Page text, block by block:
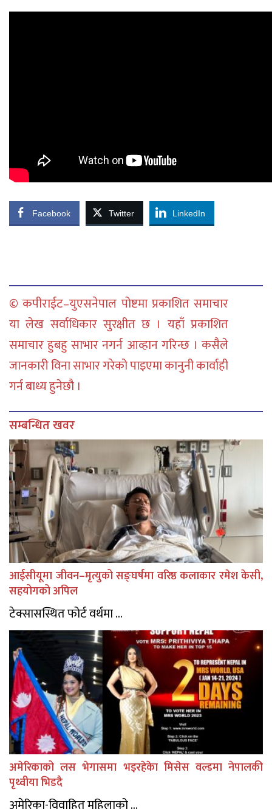
Facebook Twitter LinkedIn
© कपीराईट–युएसनेपाल पोष्टमा प्रकाशित समाचार
या लेख सर्वाधिकार सुरक्षीत छ । यहाँ प्रकाशित
समाचार हुबहु साभार नगर्न आव्हान गरिन्छ । कसैले
जानकारी विना साभार गरेको पाइएमा कानुनी कार्वाही
गर्न बाध्य हुनेछौ ।
सम्बन्धित खवर
आईसीयूमा जीवन–मृत्युको सङ्घर्षमा वरिष्ठ कलाकार रमेश केसी,
सहयोगको अपिल
टेक्सासस्थित फोर्ट वर्थमा ...
अमेरिकाको लस भेगासमा भइरहेकेा मिसेस वल्डमा नेपालकी
पृथ्वीया भिडदै